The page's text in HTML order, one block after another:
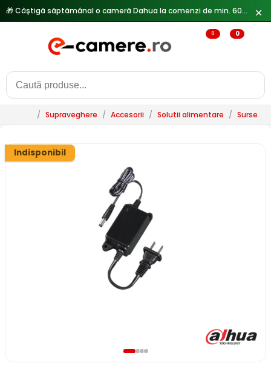
✕
0 0
/ Supraveghere / Accesorii / Solutii alimentare / Surse
Indisponibil